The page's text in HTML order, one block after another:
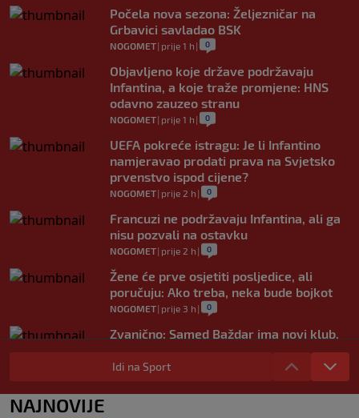
Počela nova sezona: Željezničar na
Grbavici savladao BSK
NOGOMET| prije 1 h | 0
Objavljeno koje države podržavaju
Infantina, a koje traže promjene: HNS
odavno zauzeo stranu
NOGOMET| prije 1 h | 0
UEFA pokreće istragu: Je li Infantino
namjeravao prodati prava na Svjetsko
prvenstvo ispod cijene?
NOGOMET| prije 2 h | 0
Francuzi ne podržavaju Infantina, ali ga
nisu pozvali na ostavku
NOGOMET| prije 2 h | 0
Žene će prve osjetiti posljedice, ali
poručuju: Ako treba, neka bude bojkot
NOGOMET| prije 3 h | 0
Zvanično: Samed Baždar ima novi klub,
zadužio broj sa velikom "težinom"
NOGOMET|prije 5 h
Prije nekoliko godina zaludjela je
Idi na Sport
NAJNOVIJE